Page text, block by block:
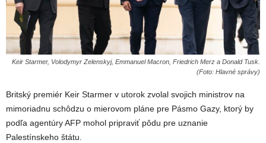
Keir Starmer, Volodymyr Zelenskyj, Emmanuel Macron, Friedrich Merz a Donald Tusk.
(Foto: Hlavné správy)
Britský premiér Keir Starmer v utorok zvolal svojich ministrov na
mimoriadnu schôdzu o mierovom pláne pre Pásmo Gazy, ktorý by
podľa agentúry AFP mohol pripraviť pôdu pre uznanie
Palestínskeho štátu.